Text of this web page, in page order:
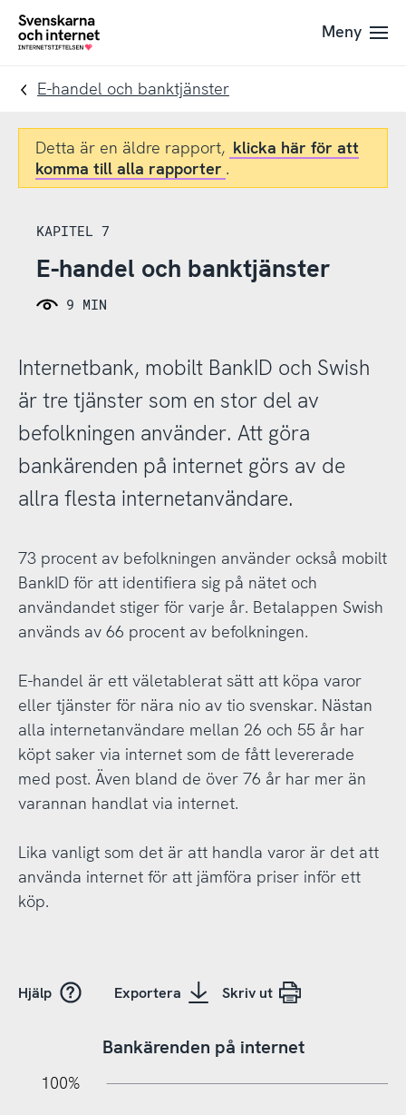
Till
navigation
Till
innehåll
To
Meny
E-handel och banktjänster
Detta är en äldre rapport, klicka här för att
komma till alla rapporter .
KAPITEL 7
E-handel och banktjänster
9 MIN
Internetbank, mobilt BankID och Swish
är tre tjänster som en stor del av
befolkningen använder. Att göra
bankärenden på internet görs av de
allra flesta internetanvändare.
73 procent av befolkningen använder också mobilt
BankID för att identifiera sig på nätet och
användandet stiger för varje år. Betalappen Swish
används av 66 procent av befolkningen.
E-handel är ett väletablerat sätt att köpa varor
eller tjänster för nära nio av tio svenskar. Nästan
alla internetanvändare mellan 26 och 55 år har
köpt saker via internet som de fått levererade
med post. Även bland de över 76 år har mer än
varannan handlat via internet.
Lika vanligt som det är att handla varor är det att
använda internet för att jämföra priser inför ett
köp.
Hjälp Exportera Skriv ut
Bankärenden på internet
100%